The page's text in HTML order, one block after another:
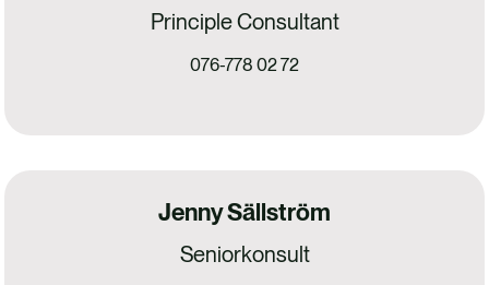
Principle Consultant
076-778 02 72
Jenny Sällström
Seniorkonsult